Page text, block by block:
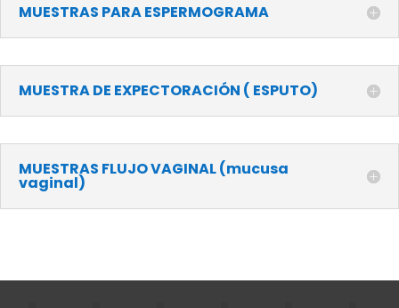
MUESTRAS PARA ESPERMOGRAMA
MUESTRA DE EXPECTORACIÓN ( ESPUTO)
MUESTRAS FLUJO VAGINAL (mucusa
vaginal)